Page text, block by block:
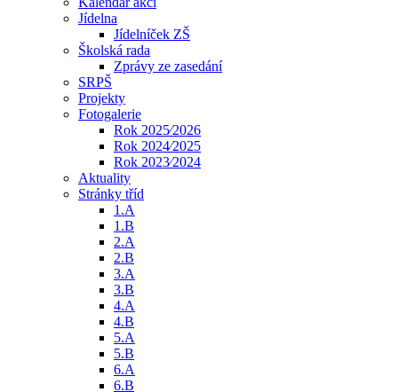
Jídelna
Jídelníček ZŠ
Školská rada
Zprávy ze zasedání
SRPŠ
Projekty
Fotogalerie
Rok 2025⁄2026
Rok 2024⁄2025
Rok 2023⁄2024
Aktuality
Stránky tříd
1.A
1.B
2.A
2.B
3.A
3.B
4.A
4.B
5.A
5.B
6.A
6.B